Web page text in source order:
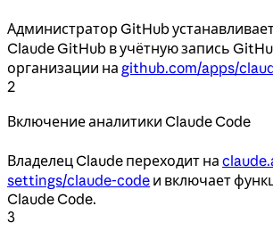
Администратор GitHub
Claude GitHub в учётную запись
организации на github.com/apps/
2
Включение аналитики Claude Code
Владелец Claude переходит на
settings/claude-code и включает
Claude Code.
3